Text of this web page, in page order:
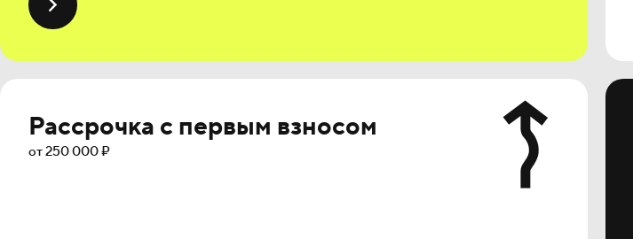
Рассрочка с первым взносом
от 250 000 ₽